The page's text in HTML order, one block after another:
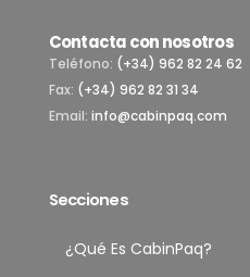
Contacta con nosotros
Teléfono: (+34) 962 82 24 62
Fax: (+34) 962 82 31 34
Email: info@cabinpaq.com
Secciones
¿Qué Es CabinPaq?